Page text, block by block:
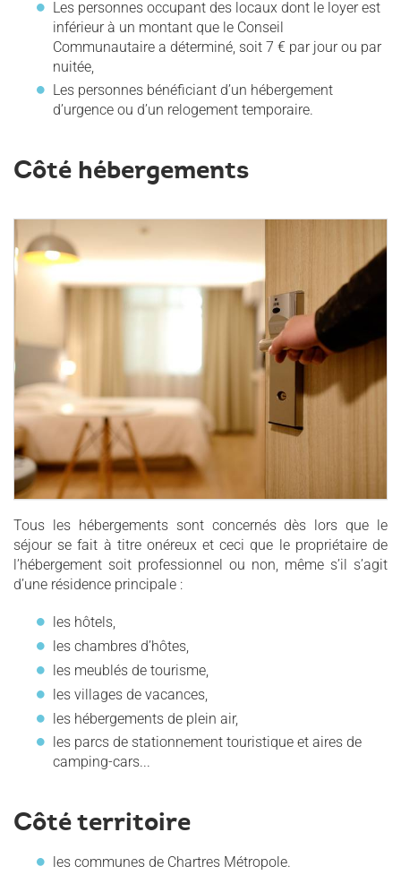
Les personnes occupant des locaux dont le loyer est
inférieur à un montant que le Conseil
Communautaire a déterminé, soit 7 € par jour ou par
nuitée,
Les personnes bénéficiant d’un hébergement
d’urgence ou d’un relogement temporaire.
Côté hébergements
Tous les hébergements sont concernés dès lors que le
séjour se fait à titre onéreux et ceci que le propriétaire de
l’hébergement soit professionnel ou non, même s’il s’agit
d’une résidence principale :
les hôtels,
les chambres d’hôtes,
les meublés de tourisme,
les villages de vacances,
les hébergements de plein air,
les parcs de stationnement touristique et aires de
camping-cars...
Côté territoire
les communes de Chartres Métropole.